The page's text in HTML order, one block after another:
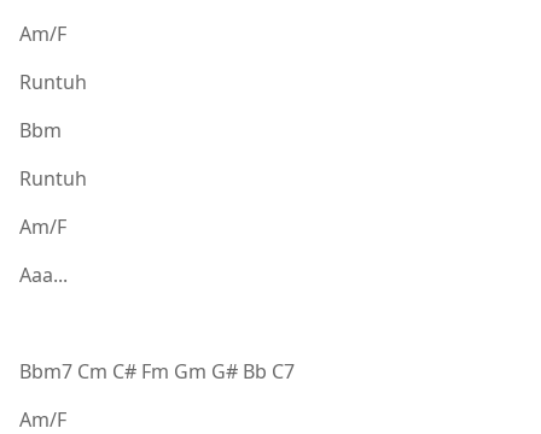
Am/F
Runtuh
Bbm
Runtuh
Am/F
Aaa...
Bbm7 Cm C# Fm Gm G# Bb C7
Am/F